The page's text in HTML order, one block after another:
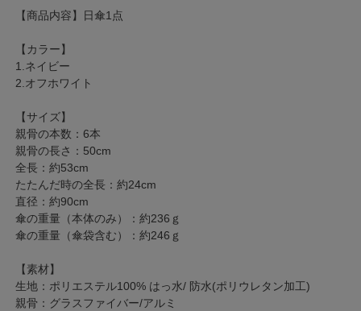
【商品内容】日傘1点
【カラー】
1.ネイビー
2.オフホワイト
【サイズ】
親骨の本数：6本
親骨の長さ：50cm
全長：約53cm
たたんだ時の全長：約24cm
直径：約90cm
傘の重量（本体のみ）：約236ｇ
傘の重量（傘袋含む）：約246ｇ
【素材】
生地：ポリエステル100% はっ水/ 防水(ポリウレタン加工)
親骨：グラスファイバー/アルミ